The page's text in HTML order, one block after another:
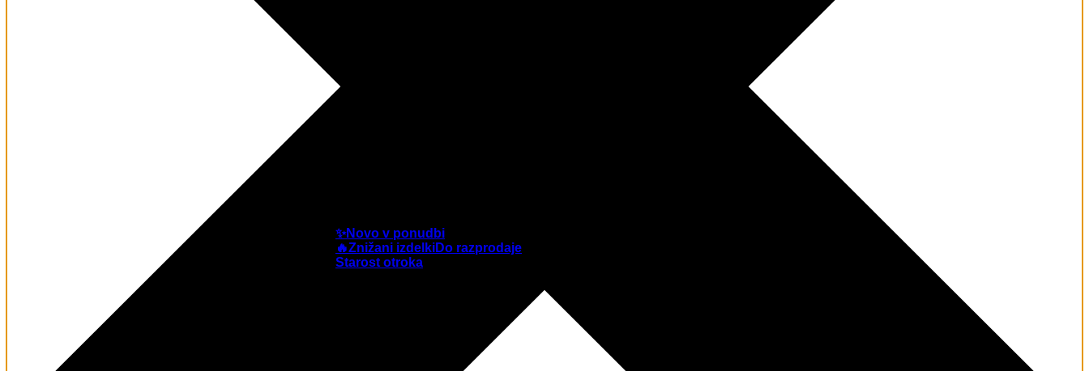
✨Novo v ponudbi
🔥Znižani izdelkiDo razprodaje
Starost otroka